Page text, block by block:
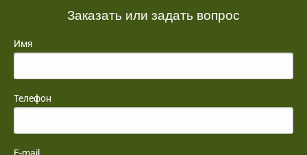
Заказать или задать вопрос
Имя
Телефон